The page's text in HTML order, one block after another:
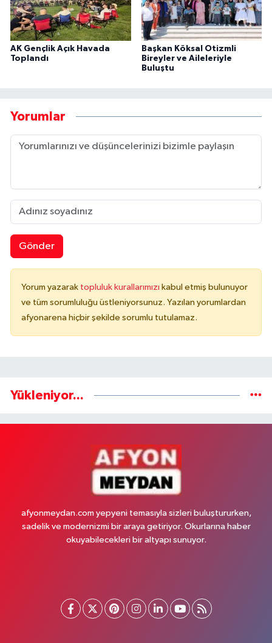
AK Gençlik Açık Havada
Toplandı
Başkan Köksal Otizmli
Bireyler ve Aileleriyle
Buluştu
Yorumlar
Gönder
Yorum yazarak topluluk kurallarımızı kabul etmiş bulunuyor
ve tüm sorumluluğu üstleniyorsunuz. Yazılan yorumlardan
afyonarena hiçbir şekilde sorumlu tutulamaz.
Yükleniyor...
afyonmeydan.com yepyeni temasıyla sizleri buluştururken,
sadelik ve modernizmi bir araya getiriyor. Okurlarına haber
okuyabilecekleri bir altyapı sunuyor.